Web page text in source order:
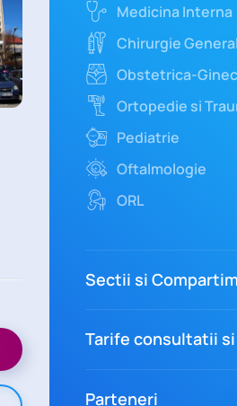
Medicina Interna
Chirurgie
Obstetrica-
Ortopedie si
Pediatrie
Oftalmologie
ORL
Sectii si
Tarife consultatii
Parteneri